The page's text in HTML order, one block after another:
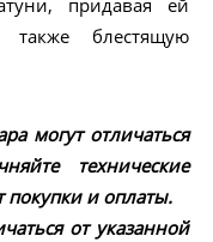
блестящую
могут отличаться
технические
покупки и оплаты.
от указанной